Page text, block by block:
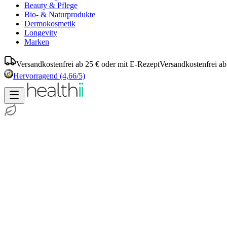
Beauty & Pflege
Bio- & Naturprodukte
Dermokosmetik
Longevity
Marken
Versandkostenfrei ab 25 € oder mit E-RezeptVersandkostenfrei
Hervorragend (4,66/5)